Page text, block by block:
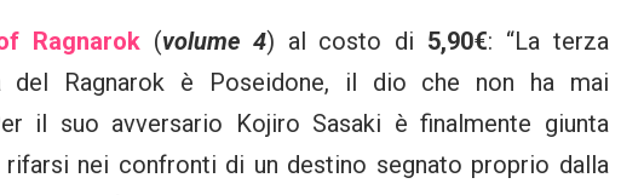
Ragnarok(volume 4) al costo di 5,90€: “La terza
del Ragnarok è Poseidone, il dio che non ha mai
il suo avversario Kojiro Sasaki è finalmente giunta
rifarsi nei confronti di un destino segnato proprio dalla